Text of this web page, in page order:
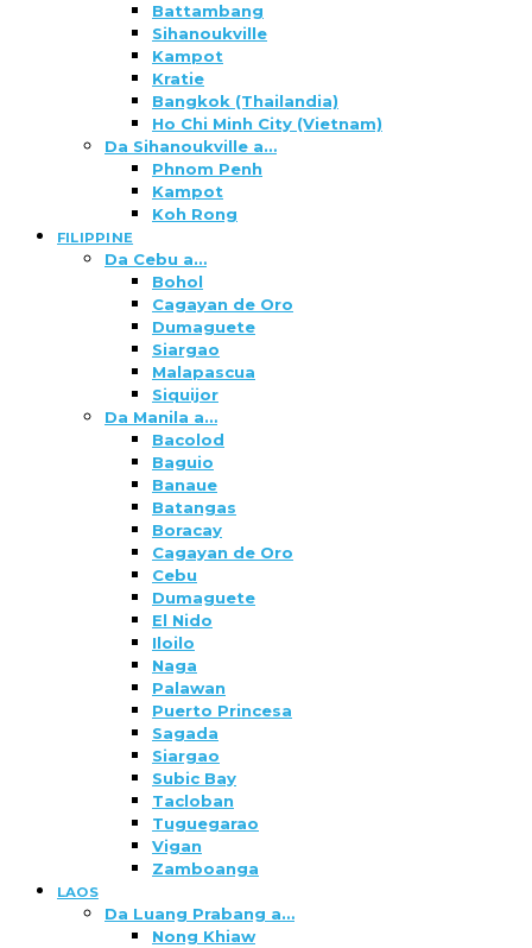
Battambang
Sihanoukville
Kampot
Kratie
Bangkok (Thailandia)
Ho Chi Minh City (Vietnam)
Da Sihanoukville a…
Phnom Penh
Kampot
Koh Rong
FILIPPINE
Da Cebu a…
Bohol
Cagayan de Oro
Dumaguete
Siargao
Malapascua
Siquijor
Da Manila a…
Bacolod
Baguio
Banaue
Batangas
Boracay
Cagayan de Oro
Cebu
Dumaguete
El Nido
Iloilo
Naga
Palawan
Puerto Princesa
Sagada
Siargao
Subic Bay
Tacloban
Tuguegarao
Vigan
Zamboanga
LAOS
Da Luang Prabang a…
Nong Khiaw